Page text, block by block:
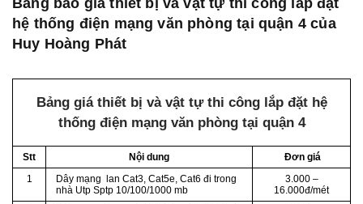
Bảng báo giá thiết bị và vật tự thi công lắp đặt
hệ thống điện mạng văn phòng tại quận 4 của
Huy Hoàng Phát
Bảng giá thiết bị và vật tự thi công lắp đặt hệ
thống điện mạng văn phòng tại quận 4
Stt Nội dung
Đơn giá
1
Dây mạng lan Cat3, Cat5e, Cat6 đi trong
nhà Utp Sptp 10/100/1000 mb
3.000 –
16.000đ/mét